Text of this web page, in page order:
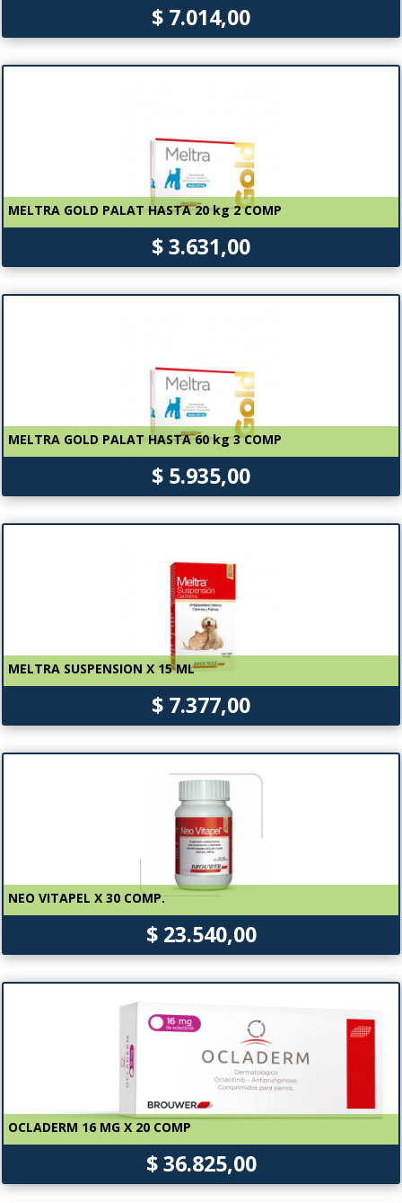
$ 7.014,00
MELTRA GOLD PALAT HASTA 20 kg 2 COMP
$ 3.631,00
MELTRA GOLD PALAT HASTA 60 kg 3 COMP
$ 5.935,00
MELTRA SUSPENSION X 15 ML
$ 7.377,00
NEO VITAPEL X 30 COMP.
$ 23.540,00
OCLADERM 16 MG X 20 COMP
$ 36.825,00